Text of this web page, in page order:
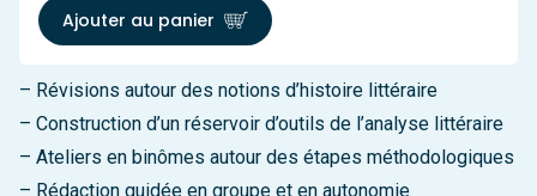
Préparation
à
1ère
-
Objectif
BAC
Ajouter au panier
– Révisions autour des notions d’histoire littéraire
– Construction d’un réservoir d’outils de l’analyse littéraire
– Ateliers en binômes autour des étapes méthodologiques
– Rédaction guidée en groupe et en autonomie